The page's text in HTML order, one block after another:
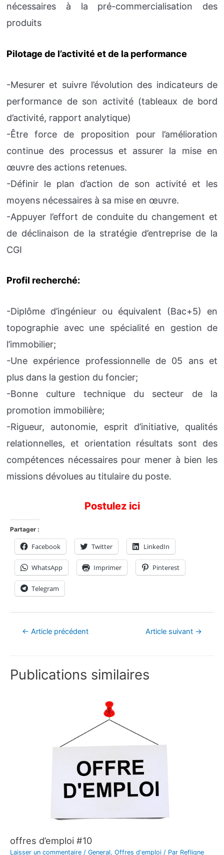
nécessaires à la pré-commercialisation des
produits
Pilotage de l’activité et de la performance
-Mesurer et suivre l’évolution des indicateurs de
performance de son activité (tableaux de bord
d’activité, rapport analytique)
-Être force de proposition pour l’amélioration
continue des processus et assurer la mise en
œuvre des actions retenues.
-Définir le plan d’action de son activité et les
moyens nécessaires à sa mise en œuvre.
-Appuyer l’effort de conduite du changement et
de déclinaison de la stratégie d’entreprise de la
CGI
Profil recherché:
-Diplôme d’ingénieur ou équivalent (Bac+5) en
topographie avec une spécialité en gestion de
l’immobilier;
-Une expérience professionnelle de 05 ans et
plus dans la gestion du foncier;
-Bonne culture technique du secteur de la
promotion immobilière;
-Rigueur, autonomie, esprit d’initiative, qualités
relationnelles, et orientation résultats sont des
compétences nécessaires pour mener à bien les
missions dévolues au titulaire du poste.
Postulez ici
Partager :
Facebook Twitter LinkedIn
WhatsApp Imprimer Pinterest
Telegram
← Article précédent Article suivant →
Publications similaires
offres d’emploi #10
Laisser un commentaire / General, Offres d'emploi / Par Refligne